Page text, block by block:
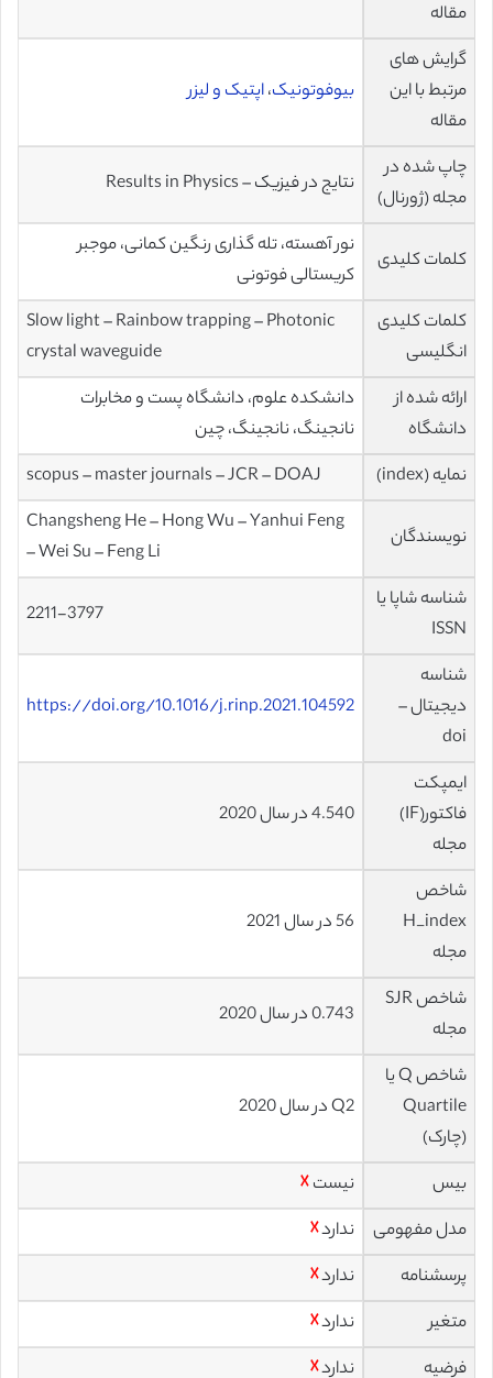
مقاله
گرایش های
مرتبط با این
مقاله
بیوفوتونیک،اپتیک و لیزر
چاپ شده در
مجله (ژورنال)
نتایج در فیزیک – Results in Physics
کلمات کلیدی
نور آهسته، تله گذاری رنگین کمانی، موجبر
کریستالی فوتونی
کلمات کلیدی
انگلیسی
Slow light – Rainbow trapping – Photonic
crystal waveguide
ارائه شده از
دانشگاه
دانشکده علوم، دانشگاه پست و مخابرات
نانجینگ، نانجینگ، چین
نمایه (index)
scopus – master journals – JCR – DOAJ
نویسندگان
Changsheng He – Hong Wu – Yanhui Feng
– Wei Su – Feng Li
شناسه شاپا یا
ISSN
2211-3797
شناسه
دیجیتال –
doi
https://doi.org/10.1016/j.rinp.2021.104592
ایمپکت
فاکتور(IF)
مجله
4.540 در سال 2020
شاخص
H_index
مجله
56 در سال 2021
شاخص SJR
مجله
0.743 در سال 2020
شاخص Q یا
Quartile
(چارک)
Q2 در سال 2020
بیس نیست☓
مدل مفهومی
ندارد☓
پرسشنامه
ندارد☓
متغیر
ندارد☓
فرضیه
ندارد☓